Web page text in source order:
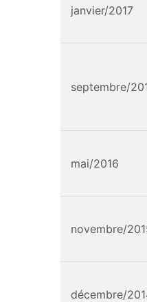
janvier/2017
septembre/
mai/2016
novembre/
décembre/